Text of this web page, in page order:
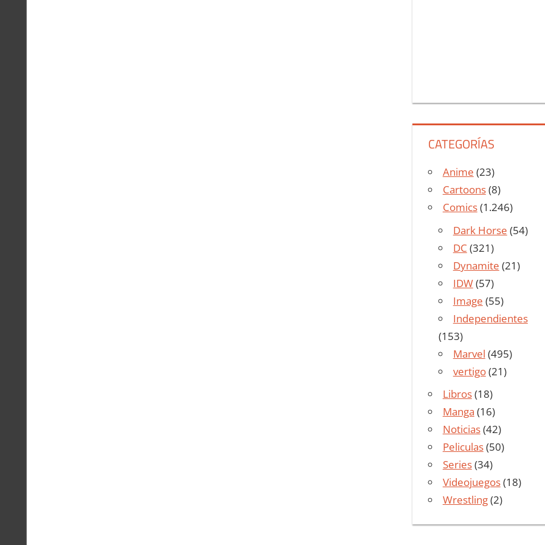
CATEGORÍAS
Anime (23)
Cartoons(8)
Comics(1.246)
Dark Horse (54)
DC (321)
Dynamite (21)
IDW(57)
Image (55)
Independientes
(153)
Marvel (495)
vertigo(21)
Libros(18)
Manga (16)
Noticias(42)
Peliculas(50)
Series(34)
Videojuegos(18)
Wrestling(2)